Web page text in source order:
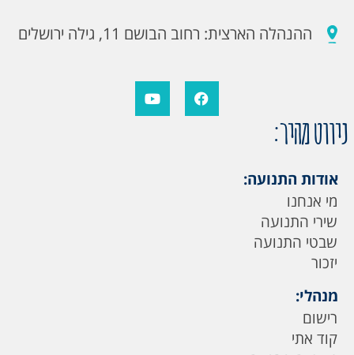
ההנהלה הארצית: רחוב הבושם 11, גילה ירושלים
ניווט מהיר:
אודות התנועה:
מי אנחנו
שירי התנועה
שבטי התנועה
יזכור
מנהלי:
רישום
קוד אתי